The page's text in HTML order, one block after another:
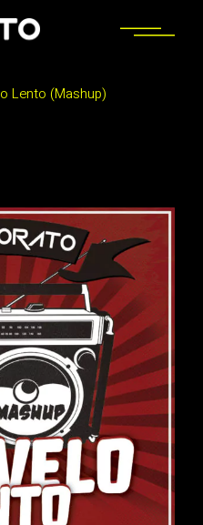
Lento (Mashup)